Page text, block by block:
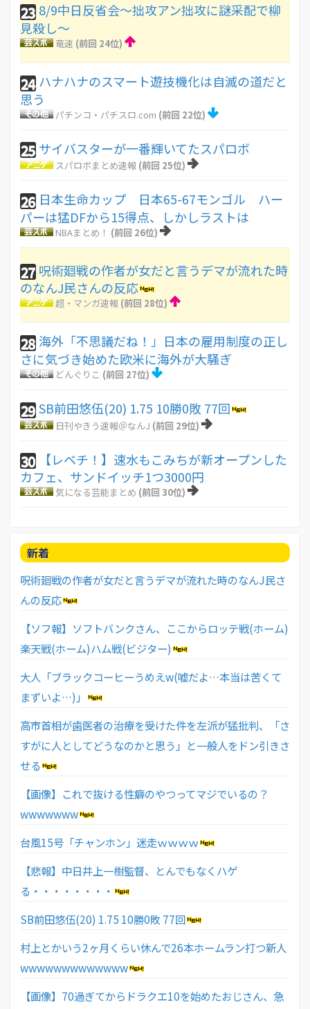
23 8/9中日反省会〜拙攻アン拙攻に謎采配で柳
見殺し〜
竜速 (前回 24位)
24 ハナハナのスマート遊技機化は自滅の道だと
思う
パチンコ・パチスロ.com (前回 22位)
25 サイバスターが一番輝いてたスパロボ
スパロボまとめ速報 (前回 25位)
26 日本生命カップ 日本65-67モンゴル ハー
パーは猛DFから15得点、しかしラストは
NBAまとめ！ (前回 26位)
27 呪術廻戦の作者が女だと言うデマが流れた時
のなんJ民さんの反応
超・マンガ速報 (前回 28位)
28 海外「不思議だね！」日本の雇用制度の正し
さに気づき始めた欧米に海外が大騒ぎ
どんぐりこ (前回 27位)
29SB前田悠伍(20) 1.75 10勝0敗 77回
日刊やきう速報＠なんJ (前回 29位)
30
【レベチ！】速水もこみちが新オープンした
カフェ、サンドイッチ1つ3000円
気になる芸能まとめ (前回 30位)
新着
呪術廻戦の作者が女だと言うデマが流れた時のなんJ民さ
んの反応
【ソフ報】ソフトバンクさん、ここからロッテ戦(ホーム)
楽天戦(ホーム)ハム戦(ビジター)
大人「ブラックコーヒーうめえw(嘘だよ…本当は苦くて
まずいよ…)」
高市首相が歯医者の治療を受けた件を左派が猛批判、「さ
すがに人としてどうなのかと思う」と一般人をドン引きさ
せる
【画像】これで抜ける性癖のやつってマジでいるの？
wwwwwww
台風15号「チャンホン」迷走ｗｗｗｗ
【悲報】中日井上一樹監督、とんでもなくハゲ
る・・・・・・・・
SB前田悠伍(20) 1.75 10勝0敗 77回
村上とかいう2ヶ月くらい休んで26本ホームラン打つ新人
wwwwwwwwwwwww
【画像】70過ぎてからドラクエ10を始めたおじさん、急